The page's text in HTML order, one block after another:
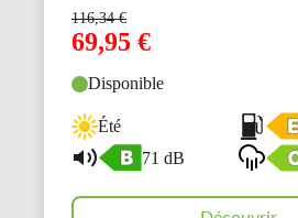
116,34€
69,95 €
Disponible
Été
71 dB